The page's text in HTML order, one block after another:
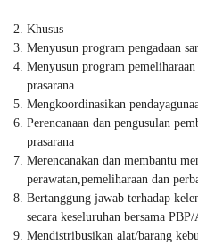
Khusus
Menyusun program pengadaan
Menyusun program pemeliharaan
prasarana
Mengkoordinasikan
Perencanaan dan pengusulan
prasarana
Merencanakan dan membantu
perawatan,pemeliharaan dan
Bertanggung jawab terhadap
secara keseluruhan bersama PBP/
Mendistribusikan alat/barang